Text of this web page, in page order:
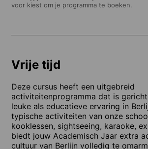
voor kiest om je programma te boeken.
Vrije tijd
Deze cursus heeft een uitgebreid
activiteitenprogramma dat is
leuke als educatieve ervaring in
typische activiteiten van onze
kooklessen, sightseeing, karaoke,
biedt jouw Academisch Jaar extra
cultuur van Berlijn volledig te